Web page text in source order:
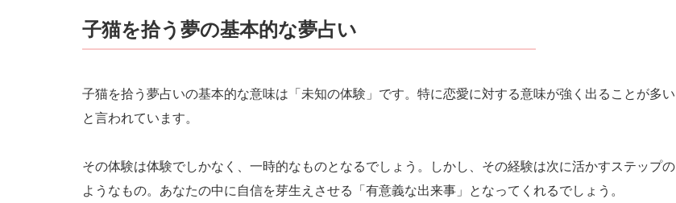
子猫を拾う夢の基本的な夢占い
子猫を拾う夢占いの基本的な意味は「未知の体験」です。特に恋愛に対する意味が強く出ることが多い
と言われています。
その体験は体験でしかなく、一時的なものとなるでしょう。しかし、その経験は次に活かすステップの
ようなもの。あなたの中に自信を芽生えさせる「有意義な出来事」となってくれるでしょう。